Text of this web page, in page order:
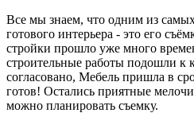
Все мы знаем, что одним из
готового интерьера - это его
стройки прошло уже много
строительные работы подошли к
согласовано, Мебель пришла в
готов! Остались приятные
можно планировать съемку.